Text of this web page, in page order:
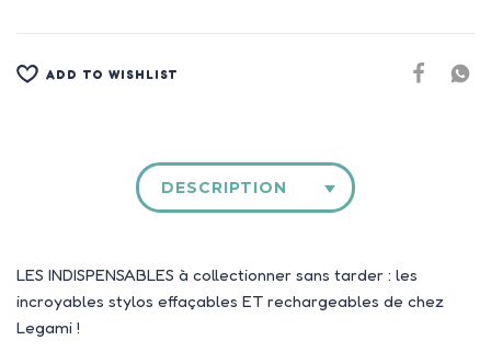
ADD TO WISHLIST
DESCRIPTION
LES INDISPENSABLES à collectionner sans tarder : les
incroyables stylos effaçables ET rechargeables de chez
Legami !